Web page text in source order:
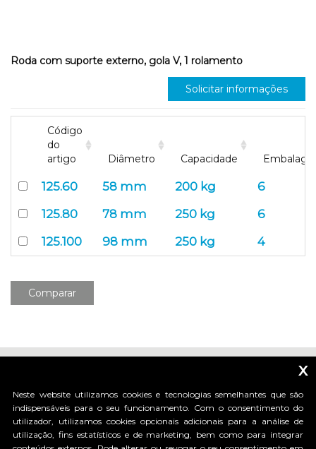
Roda com suporte externo, gola V, 1 rolamento
Solicitar informações
Código
do
artigo
Diâmetro Capacidade
125.60 58 mm 200 kg
6
125.80
78 mm 250 kg
6
125.100
98 mm 250 kg 4
Comparar
_____________________________
x
Neste website utilizamos cookies e tecnologias semelhantes que são
indispensáveis para o seu funcionamento. Com o consentimento do
utilizador, utilizamos cookies opcionais adicionais para a análise de
utilização, fins estatísticos e de marketing, bem como para integrar